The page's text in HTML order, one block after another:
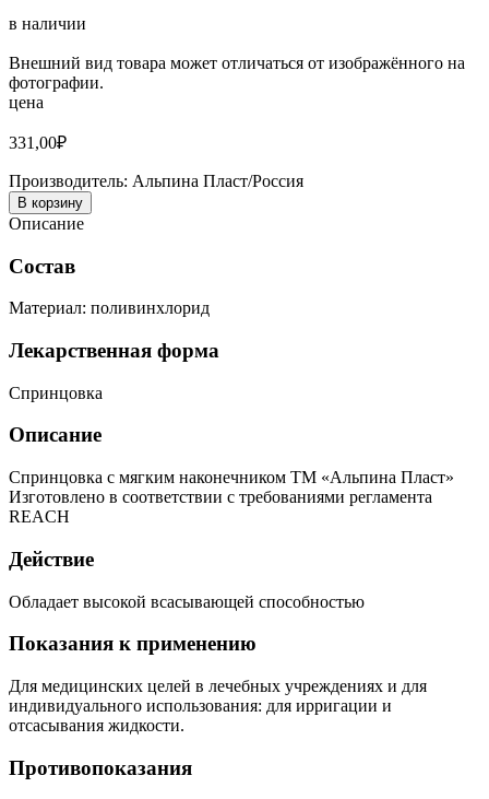
в наличии
Внешний вид товара может отличаться от изображённого на
фотографии.
цена
331,00₽
Производитель: Альпина Пласт/Россия
В корзину
Описание
Состав
Материал: поливинхлорид
Лекарственная форма
Спринцовка
Описание
Спринцовка с мягким наконечником ТМ «Альпина Пласт»
Изготовлено в соответствии с требованиями регламента
REACH
Действие
Обладает высокой всасывающей способностью
Показания к применению
Для медицинских целей в лечебных учреждениях и для
индивидуального использования: для ирригации и
отсасывания жидкости.
Противопоказания